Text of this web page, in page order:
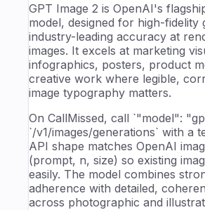
GPT Image 2 is OpenAI's
model, designed for high-fidelity
industry-leading accuracy at
images. It excels at marketing
infographics, posters, product
creative work where legible,
image typography matters.
On CallMissed, call `"model":
`/v1/images/generations` with a
API shape matches OpenAI
(prompt, n, size) so existing
easily. The model combines
adherence with detailed,
across photographic and